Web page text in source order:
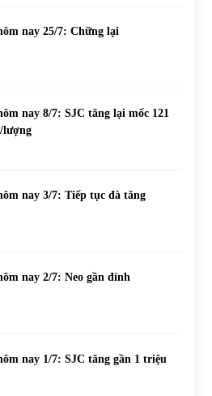
nay 25/7: Chững lại
nay 8/7: SJC tăng lại mốc 121
lượng
nay 3/7: Tiếp tục đà tăng
nay 2/7: Neo gần đỉnh
nay 1/7: SJC tăng gần 1 triệu